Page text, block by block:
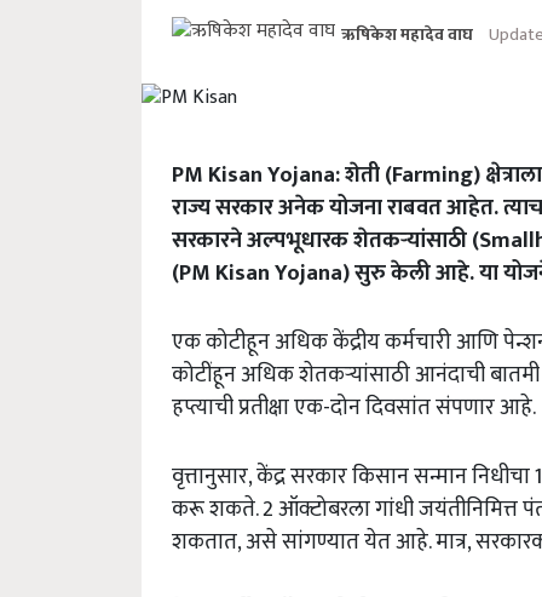
ऋषिकेश महादेव वाघ
PM Kisan Yojana: शेती (Farming)
राज्य सरकार अनेक योजना राबवत आहेत.
सरकारने अल्पभूधारक शेतकऱ्यांसाठी
(PM Kisan Yojana) सुरु केली आहे. या
एक कोटीहून अधिक केंद्रीय कर्मचारी आणि
कोटींहून अधिक शेतकऱ्यांसाठी आनंदाची बातमी
हप्त्याची प्रतीक्षा एक-दोन दिवसांत संपणार आहे.
वृत्तानुसार, केंद्र सरकार किसान सन्मान
करू शकते. 2 ऑक्टोबरला गांधी जयंतीनिमित्त
शकतात, असे सांगण्यात येत आहे. मात्र,